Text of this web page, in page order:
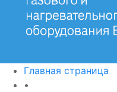
Главная страница
•